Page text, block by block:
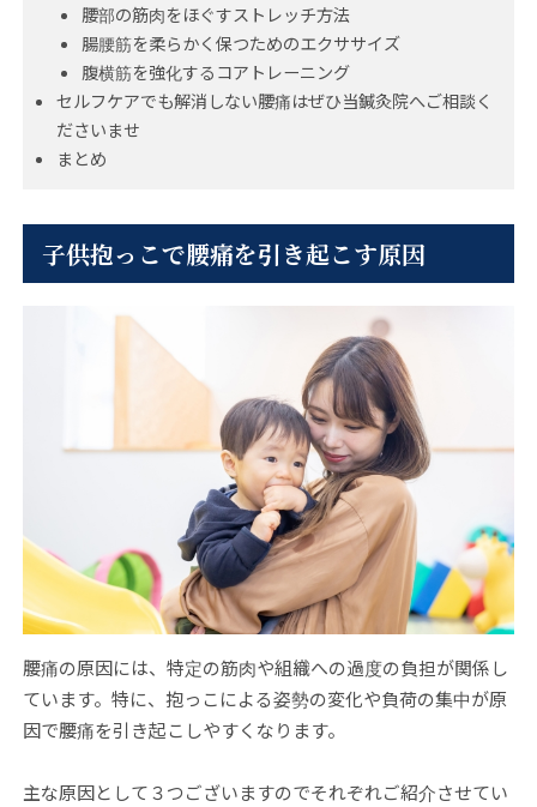
腰部の筋肉をほぐすストレッチ方法
腸腰筋を柔らかく保つためのエクササイズ
腹横筋を強化するコアトレーニング
セルフケアでも解消しない腰痛はぜひ当鍼灸院へご相談く
ださいませ
まとめ
子供抱っこで腰痛を引き起こす原因
腰痛の原因には、特定の筋肉や組織への過度の負担が関係し
ています。特に、抱っこによる姿勢の変化や負荷の集中が原
因で腰痛を引き起こしやすくなります。
主な原因として３つございますのでそれぞれご紹介させてい